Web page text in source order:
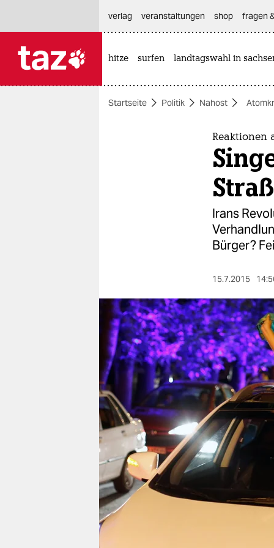
themen
nord
wahrheit
verlag
verlag
veranstaltungen
shop
fragen & hilfe
unterstützen
abo
genossenschaft
verlag
veranstaltungen shop fragen
hitze surfen landtagswahl in
Startseite Politik Nahost
Reaktionen
Irans
Bürger?
15.7.2015